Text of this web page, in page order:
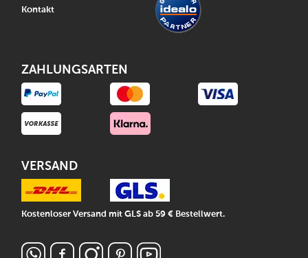
Kontakt
ZAHLUNGSARTEN
VERSAND
Kostenloser Versand mit GLS ab 59 € Bestellwert.